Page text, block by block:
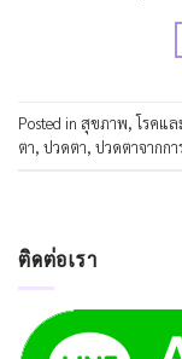
Posted in สุขภาพ,โรคแ
ตา, ปวดตา, ปวดตาจากก
ติดต่อเรา